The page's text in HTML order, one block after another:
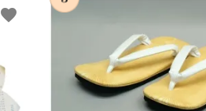
favorite